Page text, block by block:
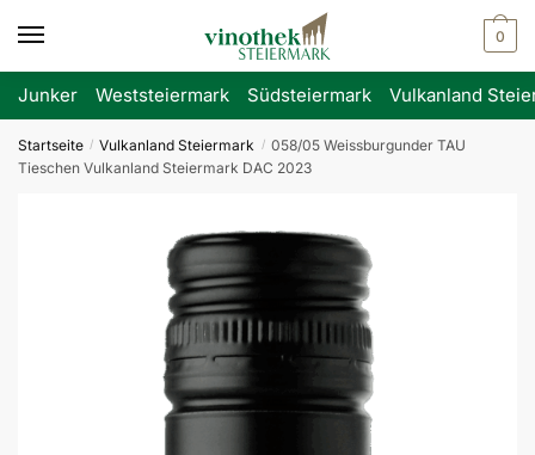
navigation
content
0
Junker Weststeiermark Südsteiermark Vulkanland
Startseite / Vulkanland Steiermark / 058/05 Weissburgunder TAU
Tieschen Vulkanland Steiermark DAC 2023